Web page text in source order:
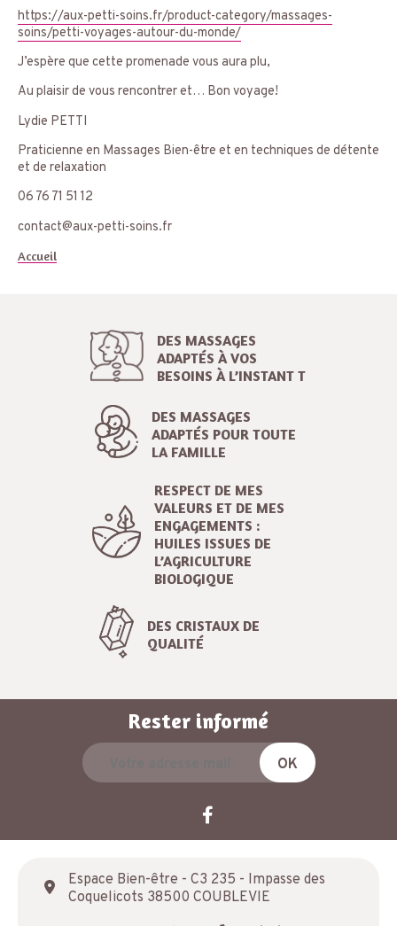
https://aux-petti-soins.fr/product-category/massages-
soins/petti-voyages-autour-du-monde/
J’espère que cette promenade vous aura plu,
Au plaisir de vous rencontrer et… Bon voyage!
Lydie PETTI
Praticienne en Massages Bien-être et en techniques de détente
et de relaxation
06 76 71 51 12
contact@aux-petti-soins.fr
Accueil
DES MASSAGES
ADAPTÉS À VOS
BESOINS À L’INSTANT T
DES MASSAGES
ADAPTÉS POUR TOUTE
LA FAMILLE
RESPECT DE MES
VALEURS ET DE MES
ENGAGEMENTS :
HUILES ISSUES DE
L’AGRICULTURE
BIOLOGIQUE
DES CRISTAUX DE
QUALITÉ
Rester informé
Espace Bien-être - C3 235 - Impasse des
Coquelicots 38500 COUBLEVIE